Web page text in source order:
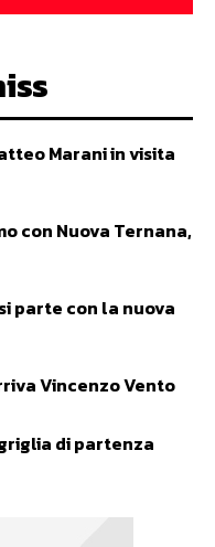
Marani in visita
con Nuova Ternana,
parte con la nuova
Vincenzo Vento
di partenza